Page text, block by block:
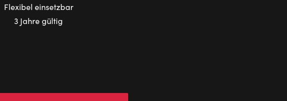
Flexibel einsetzbar
3 Jahre gültig